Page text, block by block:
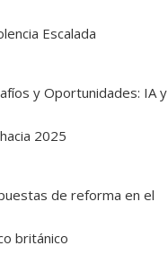
Escalada
y Oportunidades: IA y
2025
de reforma en el
británico